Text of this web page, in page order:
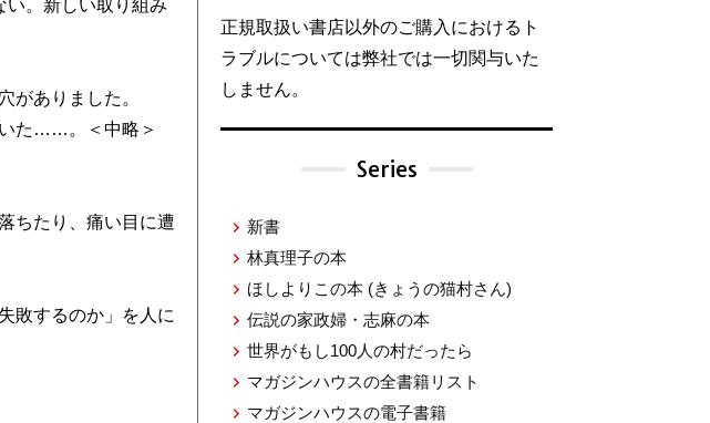
い。新しい取り組み
がありました。
いた……。＜中略＞
ちたり、痛い目に遭
敗するのか」を人に
正規取扱い書店以外のご購入におけるト
ラブルについては弊社では一切関与いた
しません。
Series
新書
林真理子の本
ほしよりこの本 (きょうの猫村さん)
伝説の家政婦・志麻の本
世界がもし100人の村だったら
マガジンハウスの全書籍リスト
マガジンハウスの電子書籍